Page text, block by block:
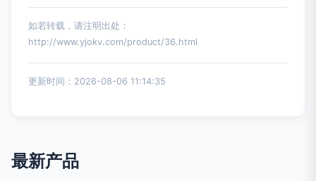
如若转载，请注明出处：
http://www.yjokv.com/product/36.html
更新时间：2026-08-06 11:14:35
最新产品